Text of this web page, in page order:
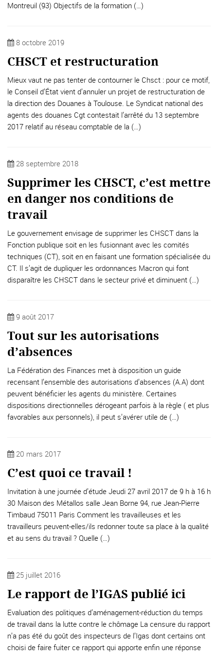
Montreuil (93) Objectifs de la formation (…)
8 octobre 2019
CHSCT et restructuration
Mieux vaut ne pas tenter de contourner le Chsct : pour ce motif,
le Conseil d’État vient d’annuler un projet de restructuration de
la direction des Douanes à Toulouse. Le Syndicat national des
agents des douanes Cgt contestait l’arrêté du 13 septembre
2017 relatif au réseau comptable de la (…)
28 septembre 2018
Supprimer les CHSCT, c’est mettre
en danger nos conditions de
travail
Le gouvernement envisage de supprimer les CHSCT dans la
Fonction publique soit en les fusionnant avec les comités
techniques (CT), soit en en faisant une formation spécialisée du
CT. Il s’agit de dupliquer les ordonnances Macron qui font
disparaître les CHSCT dans le secteur privé et diminuent (…)
9 août 2017
Tout sur les autorisations
d’absences
La Fédération des Finances met à disposition un guide
recensant l’ensemble des autorisations d’absences (A.A) dont
peuvent bénéficier les agents du ministère. Certaines
dispositions directionnelles dérogeant parfois à la règle ( et plus
favorables aux personnels), il peut s’avérer utile de (…)
20 mars 2017
C’est quoi ce travail !
Invitation à une journée d’étude Jeudi 27 avril 2017 de 9 h à 16 h
30 Maison des Métallos salle Jean Borne 94, rue Jean-Pierre
Timbaud 75011 Paris Comment les travailleuses et les
travailleurs peuvent-elles/ils redonner toute sa place à la qualité
et au sens du travail ? Quelle (…)
25 juillet 2016
Le rapport de l’IGAS publié ici
Evaluation des politiques d’aménagement-réduction du temps
de travail dans la lutte contre le chômage La censure du rapport
n’a pas été du goût des inspecteurs de l’Igas dont certains ont
choisi de faire fuiter ce rapport qui apporte enfin une réponse